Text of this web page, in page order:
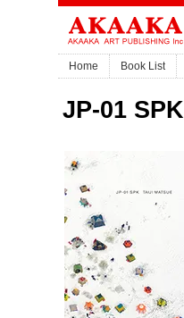
Home Book List
JP-01 SPK